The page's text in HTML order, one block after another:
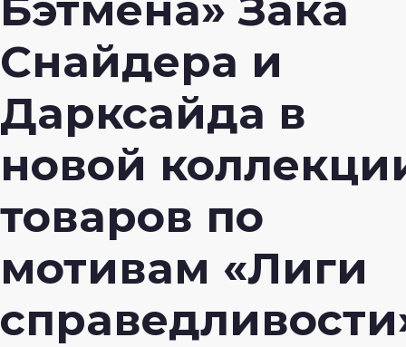
Снайдера и
Дарксайда в
новой
товаров по
мотивам «Лиги